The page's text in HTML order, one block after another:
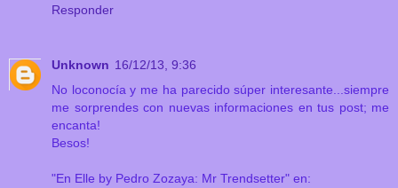
Responder
Unknown 16/12/13, 9:36
No loconocía y me ha parecido súper interesante...siempre
me sorprendes con nuevas informaciones en tus post; me
encanta!
Besos!
"En Elle by Pedro Zozaya: Mr Trendsetter" en: